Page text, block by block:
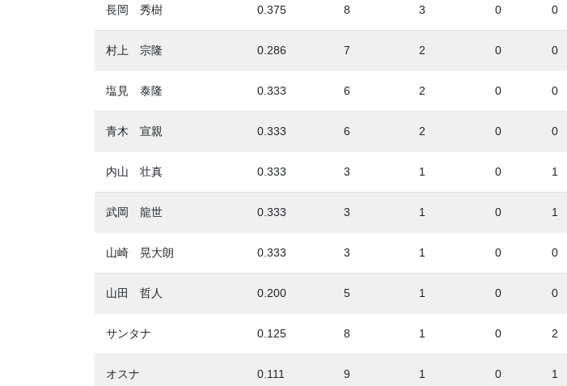
長岡 秀樹 0.375 8 3 0 0
村上 宗隆 0.286 7 2 0 0
塩見 泰隆 0.333 6 2 0 0
青木 宣親 0.333 6 2 0 0
内山 壮真 0.333 3 1 0 1
武岡 龍世 0.333 3 1 0 1
山崎 晃大朗 0.333 3 1 0 0
山田 哲人 0.200 5 1 0 0
サンタナ 0.125 8 1 0 2
オスナ 0.111 9 1 0 1